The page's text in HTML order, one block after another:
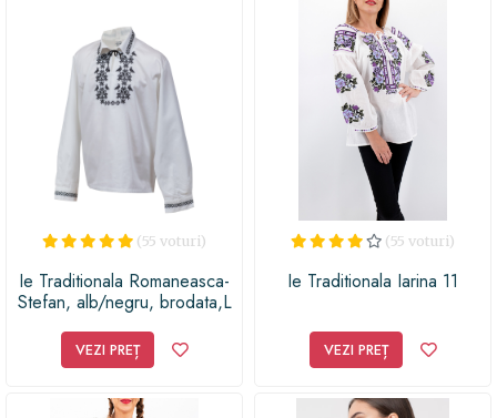
(55 voturi)
Ie Traditionala Romaneasca-
Stefan, alb/negru, brodata,L
VEZI PREȚ
(55 voturi)
Ie Traditionala Iarina 11
VEZI PREȚ